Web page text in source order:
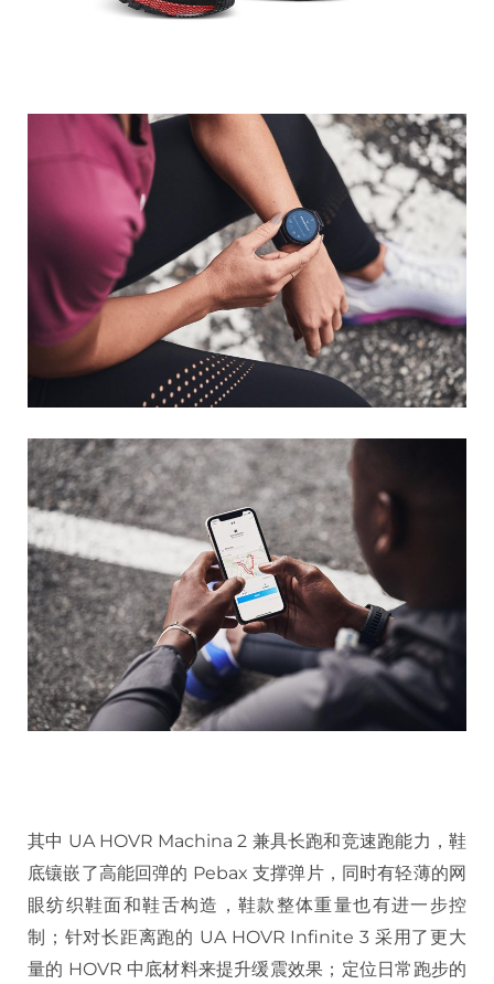
其中 UA HOVR Machina 2 兼具长跑和竞速跑能力，鞋
底镶嵌了高能回弹的 Pebax 支撑弹片，同时有轻薄的网
眼纺织鞋面和鞋舌构造，鞋款整体重量也有进一步控
制；针对长距离跑的 UA HOVR Infinite 3 采用了更大
量的 HOVR 中底材料来提升缓震效果；定位日常跑步的